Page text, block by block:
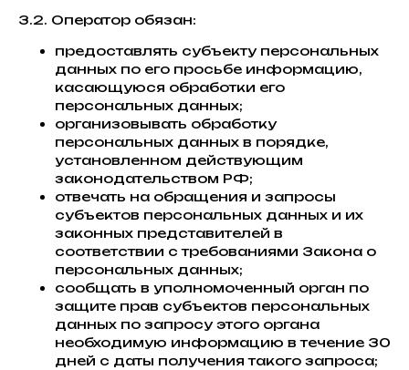
3.2. Оператор обязан:
предоставлять субъекту персональных
данных по его просьбе информацию,
касающуюся обработки его
персональных данных;
организовывать обработку
персональных данных в порядке,
установленном действующим
законодательством РФ;
отвечать на обращения и запросы
субъектов персональных данных и их
законных представителей в
соответствии с требованиями Закона о
персональных данных;
сообщать в уполномоченный орган по
защите прав субъектов персональных
данных по запросу этого органа
необходимую информацию в течение 30
дней с даты получения такого запроса;